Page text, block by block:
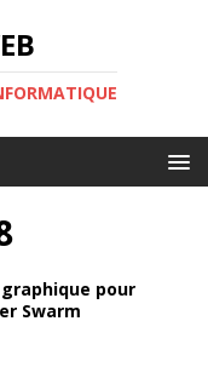
pour
Swarm